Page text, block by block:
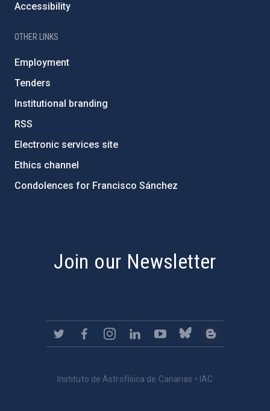
Accessibility
OTHER LINKS
Employment
Tenders
Institutional branding
RSS
Electronic services site
Ethics channel
Condolences for Francisco Sánchez
Join our Newsletter
Instituto de Astrofísica de Canarias • IAC